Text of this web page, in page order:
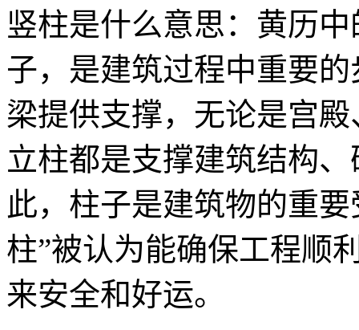
竖柱是什么意思：黄历
子，是建筑过程中重要
梁提供支撑，无论是宫
立柱都是支撑建筑结构
此，柱子是建筑物的重
柱”被认为能确保工程顺
来安全和好运。